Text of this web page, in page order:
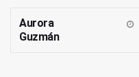
Aurora
Guzmán